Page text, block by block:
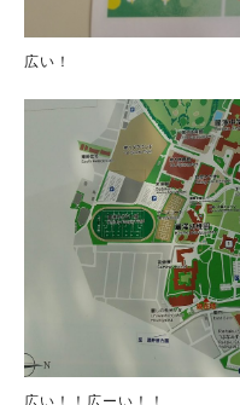
広い！
広い！！広ーい！！